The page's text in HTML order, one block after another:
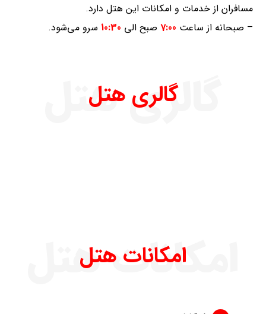
مسافران از خدمات و امکانات این هتل دارد.
– صبحانه از ساعت 7:00 صبح الی 10:30 سرو می‌شود.
گالری هتل
گالری هتل
امکانات هتل
امکانات هتل